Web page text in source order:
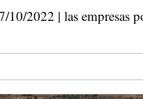
2022 | las empresas